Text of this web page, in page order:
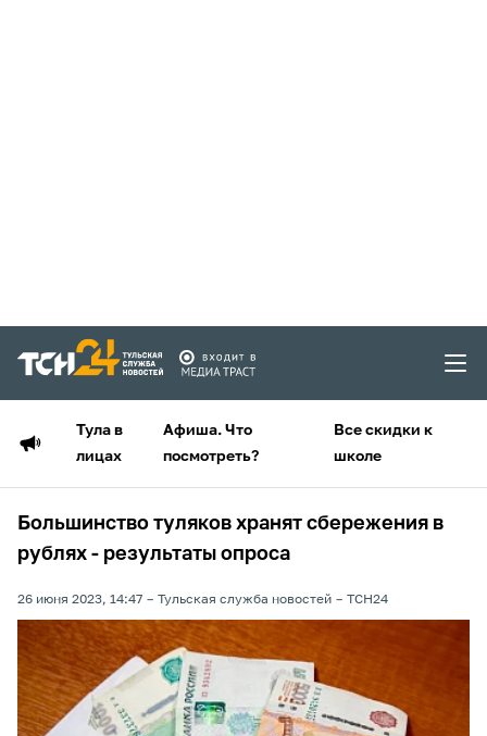
Тула в
лицах
Афиша. Что
посмотреть?
Все скидки к
школе
Большинство туляков хранят сбережения в
рублях - результаты опроса
26 июня 2023, 14:47 Тульская служба новостей ТСН24